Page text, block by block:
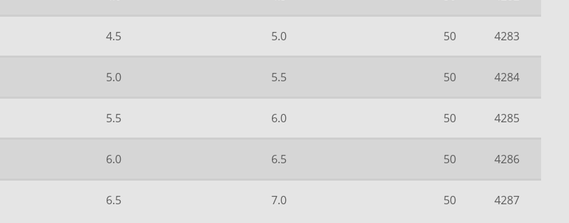
4.5 5.0 50 4283
5.0 5.5 50 4284
5.5 6.0 50 4285
6.0 6.5 50 4286
6.5 7.0 50 4287